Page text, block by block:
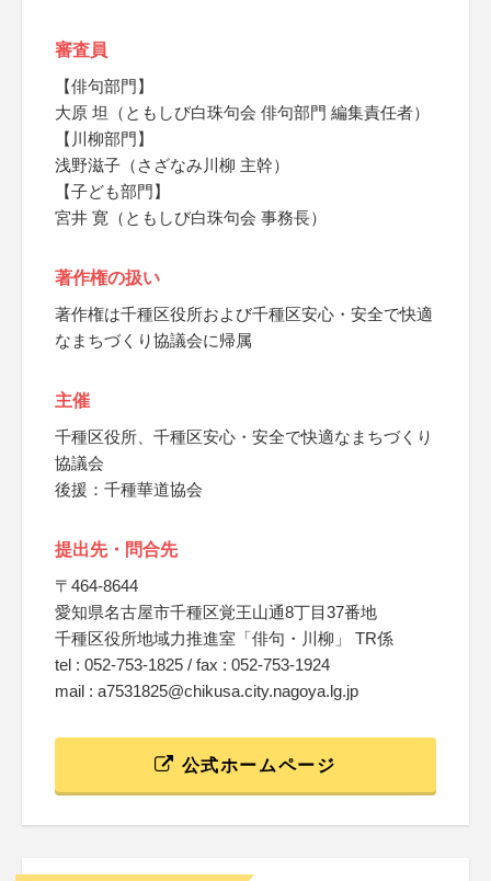
審査員
【俳句部門】
大原 坦（ともしび白珠句会 俳句部門 編集責任者）
【川柳部門】
浅野滋子（さざなみ川柳 主幹）
【子ども部門】
宮井 寛（ともしび白珠句会 事務長）
著作権の扱い
著作権は千種区役所および千種区安心・安全で快適
なまちづくり協議会に帰属
主催
千種区役所、千種区安心・安全で快適なまちづくり
協議会
後援：千種華道協会
提出先・問合先
〒464-8644
愛知県名古屋市千種区覚王山通8丁目37番地
千種区役所地域力推進室「俳句・川柳」 TR係
tel : 052-753-1825 / fax : 052-753-1924
mail : a7531825@chikusa.city.nagoya.lg.jp
公式ホームページ